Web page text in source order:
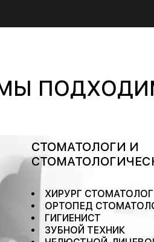
СТОМАТОЛОГИ И
ХИРУРГ СТОМАТОЛОГ
ОРТОПЕД
ГИГИЕНИСТ
ЗУБНОЙ ТЕХНИК